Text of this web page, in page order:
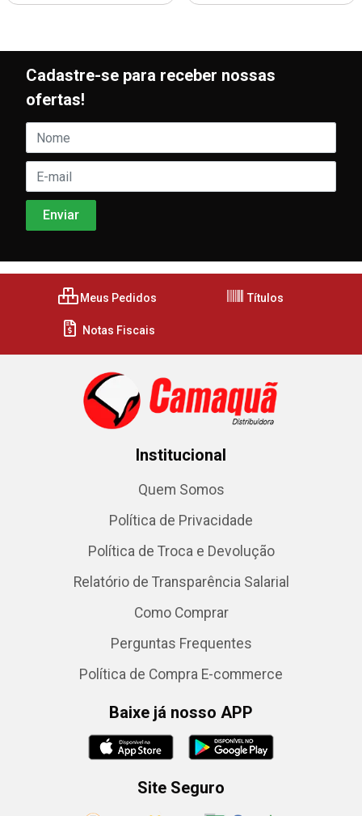
Cadastre-se para receber nossas
ofertas!
Meus Pedidos Títulos
Notas Fiscais
Institucional
Quem Somos
Política de Privacidade
Política de Troca e Devolução
Relatório de Transparência Salarial
Como Comprar
Perguntas Frequentes
Política de Compra E-commerce
Baixe já nosso APP
Site Seguro